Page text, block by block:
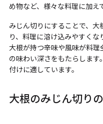
め物など、様々な料理に加え
みじん切りにすることで、
り、料理に溶け込みやすくな
大根が持つ辛味や風味が料
の味わい深さをもたらしま
付けに適しています。
大根のみじん切り